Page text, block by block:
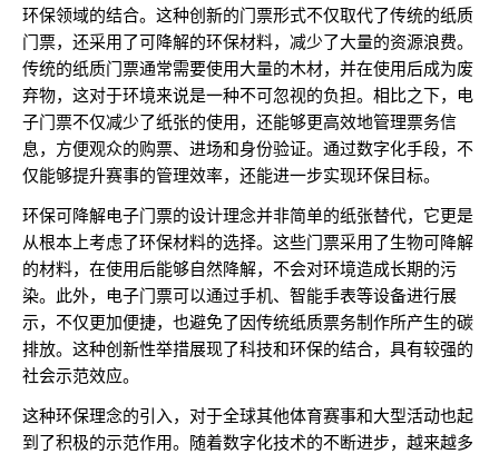
环保领域的结合。这种创新的门票形式不仅取代了传统的纸质
门票，还采用了可降解的环保材料，减少了大量的资源浪费。
传统的纸质门票通常需要使用大量的木材，并在使用后成为废
弃物，这对于环境来说是一种不可忽视的负担。相比之下，电
子门票不仅减少了纸张的使用，还能够更高效地管理票务信
息，方便观众的购票、进场和身份验证。通过数字化手段，不
仅能够提升赛事的管理效率，还能进一步实现环保目标。
环保可降解电子门票的设计理念并非简单的纸张替代，它更是
从根本上考虑了环保材料的选择。这些门票采用了生物可降解
的材料，在使用后能够自然降解，不会对环境造成长期的污
染。此外，电子门票可以通过手机、智能手表等设备进行展
示，不仅更加便捷，也避免了因传统纸质票务制作所产生的碳
排放。这种创新性举措展现了科技和环保的结合，具有较强的
社会示范效应。
这种环保理念的引入，对于全球其他体育赛事和大型活动也起
到了积极的示范作用。随着数字化技术的不断进步，越来越多